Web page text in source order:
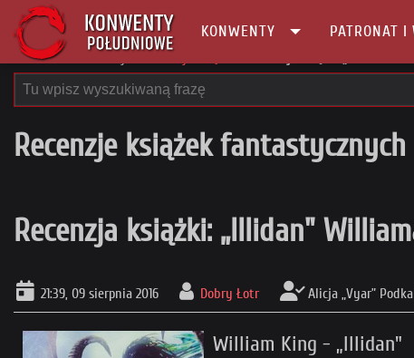
KONWENTY PATRONAT I
Główna
Recenzje książek fantastycznych
Recenzja książki: „Illidan"
21:39, 09 sierpnia 2016 Dobry Łotr Alicja „Vyar”
William King - „Illidan"